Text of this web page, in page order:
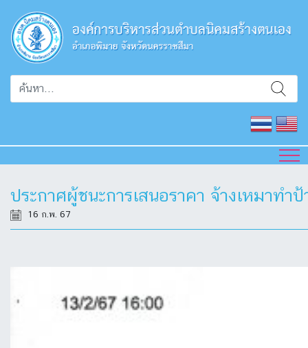
ประกาศผู้ชนะการเสนอราคา จ้างเหมาทำ
16 ก.พ. 67